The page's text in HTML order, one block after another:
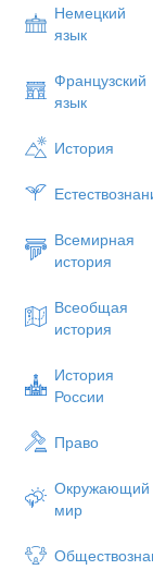
Немецкий
язык
Французский
язык
История
Всемирная
история
Всеобщая
история
История
России
Право
Окружающий
мир